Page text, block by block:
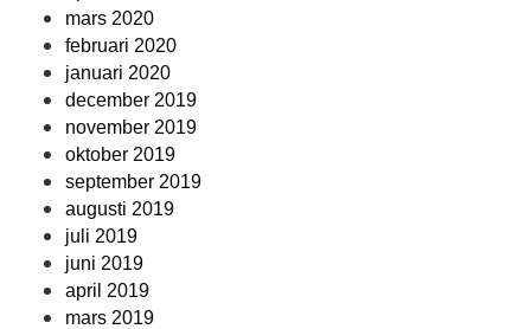
mars 2020
februari 2020
januari 2020
december 2019
november 2019
oktober 2019
september 2019
augusti 2019
juli 2019
juni 2019
april 2019
mars 2019